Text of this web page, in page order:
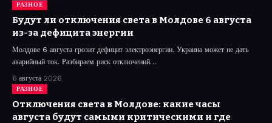
РАЗНОЕ
Будут ли отключения света в Молдове 6 августа
из-за дефицита энергии
Молдове 6 августа грозит дефицит электроэнергии. Украина может не дать
аварийный ток. Разбираем риск отключений…
6 августа 2026
РАЗНОЕ
Отключения света в Молдове: какие часы
августа будут самыми критическими и где